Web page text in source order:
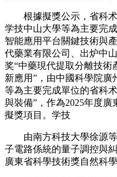
根據擬獎公示，省科
学技中山大學等為主要完
智能應用平台關鍵技術與
代藥業有限公司、出炉中
奖“中藥現代提取分離技術
新應用”，由中國科學院
等為主要完成單位的省科
與裝備”，作為2025年度
擬獎項目。学技
由南方科技大學徐源等
子電路係統的量子調控與
廣東省科學技術獎自然科